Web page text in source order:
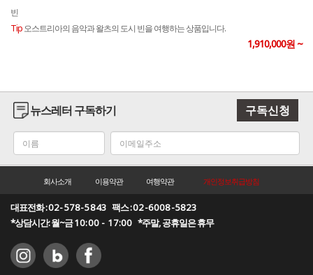
빈
Tip오스트리아의 음악과 왈츠의 도시 빈을 여행하는 상품입니다.
1,910,000원 ~
뉴스레터 구독하기 구독신청
회사소개 이용약관 여행약관 개인정보취급방침
대표전화 :02-578-5843 팩스 :02-6008-5823
*상담시간: 월~금10:00 - 17:00 *주말, 공휴일은 휴무